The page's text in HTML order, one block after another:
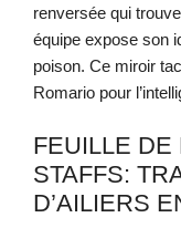
renversée qui
équipe expose son
poison. Ce miroir
Romario pour
FEUILLE DE
STAFFS:
D’AILIERS